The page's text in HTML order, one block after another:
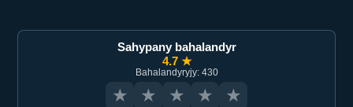
Sahypany bahalandyr
4.7 ★
Bahalandyryjy: 430
★ ★ ★ ★ ★